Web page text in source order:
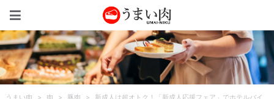
うまい肉 > 肉 > 豚肉 >
新成人は超オトク！「新成人応援フェア」でホテルバイ